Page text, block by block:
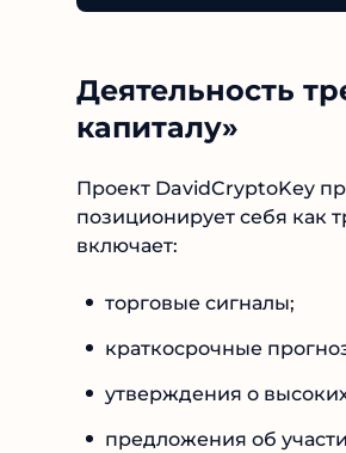
Деятельность
капиталу»
Проект DavidCryptoKey
позиционирует себя как
включает:
торговые сигналы;
краткосрочные
утверждения о
предложения об